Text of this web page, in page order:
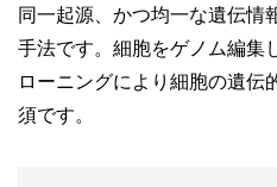
同一起源、かつ均一な遺伝情
手法です。細胞をゲノム編集
ローニングにより細胞の遺伝
須です。